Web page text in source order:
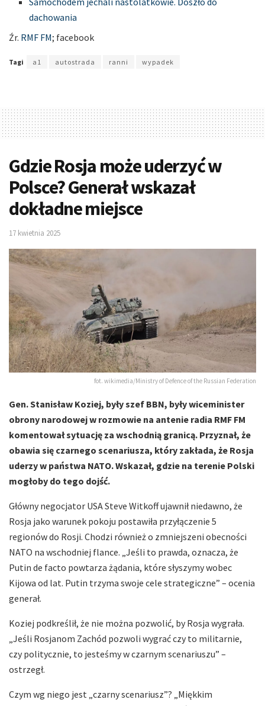
dachowania
Źr. RMF FM; facebook
Tagi a1 autostrada ranni wypadek
Gdzie Rosja może uderzyć w
Polsce? Generał wskazał
dokładne miejsce
17 kwietnia 2025
fot. wikimedia/Ministry of Defence of the Russian Federation
Gen. Stanisław Koziej, były szef BBN, były wiceminister
obrony narodowej w rozmowie na antenie radia RMF FM
komentował sytuację za wschodnią granicą. Przyznał, że
obawia się czarnego scenariusza, który zakłada, że Rosja
uderzy w państwa NATO. Wskazał, gdzie na terenie Polski
mogłoby do tego dojść.
Główny negocjator USA Steve Witkoff ujawnił niedawno, że
Rosja jako warunek pokoju postawiła przyłączenie 5
regionów do Rosji. Chodzi również o zmniejszeni obecności
NATO na wschodniej flance. „Jeśli to prawda, oznacza, że
Putin de facto powtarza żądania, które słyszymy wobec
Kijowa od lat. Putin trzyma swoje cele strategiczne” – ocenia
generał.
Koziej podkreślił, że nie można pozwolić, by Rosja wygrała.
„Jeśli Rosjanom Zachód pozwoli wygrać czy to militarnie,
czy politycznie, to jesteśmy w czarnym scenariuszu” –
ostrzegł.
Czym wg niego jest „czarny scenariusz”? „Miękkim